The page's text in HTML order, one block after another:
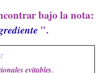
bajo la nota:
".
evitables.